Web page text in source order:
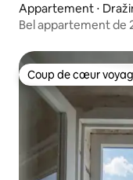
Appartement ⋅
Bel appartement de
Coup de cœur
Coup de cœur